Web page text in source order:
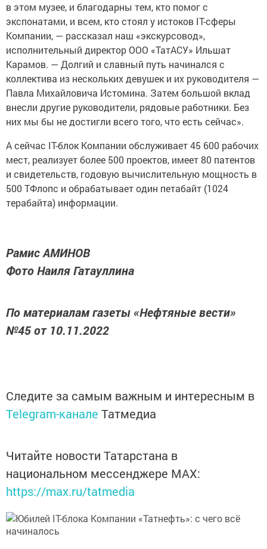
в этом музее, и благодарны тем, кто помог с
экспонатами, и всем, кто стоял у истоков IT-сферы
Компании, — рассказал наш «экскурсовод»,
исполнительный директор ООО «ТатАСУ» Ильшат
Карамов. — Долгий и славный путь начинался с
коллектива из нескольких девушек и их руководителя —
Павла Михайловича Истомина. Затем большой вклад
внесли другие руководители, рядовые работники. Без
них мы бы не достигли всего того, что есть сейчас».
А сейчас IT-блок Компании обслуживает 45 600 рабочих
мест, реализует более 500 проектов, имеет 80 патентов
и свидетельств, годовую вычислительную мощность в
500 ТФлопс и обрабатывает один петабайт (1024
терабайта) информации.
Рамис АМИНОВ
Фото Наиля Гатауллина
По материалам газеты «Нефтяные вести»
№45 от 10.11.2022
Следите за самым важным и интересным в
Telegram-канале Татмедиа
Читайте новости Татарстана в
национальном мессенджере MАХ:
https://max.ru/tatmedia